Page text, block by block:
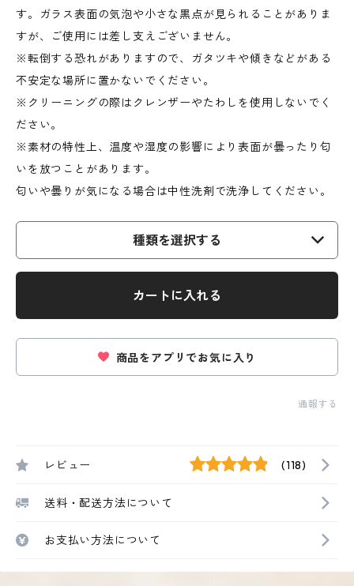
す。ガラス表面の気泡や小さな黒点が見られることがありま
すが、ご使用には差し支えございません。
※転倒する恐れがありますので、ガタツキや傾きなどがある
不安定な場所に置かないでください。
※クリーニングの際はクレンザーやたわしを使用しないでく
ださい。
※素材の特性上、温度や湿度の影響により表面が曇ったり匂
いを放つことがあります。
匂いや曇りが気になる場合は中性洗剤で洗浄してください。
種類を選択する
カートに入れる
商品をアプリでお気に入り
通報する
レビュー (118)
送料・配送方法について
お支払い方法について